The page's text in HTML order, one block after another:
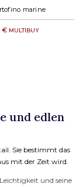
marine
€ MULTIBUY
und edlen
Sie bestimmt das
mit der Zeit wird.
und seine